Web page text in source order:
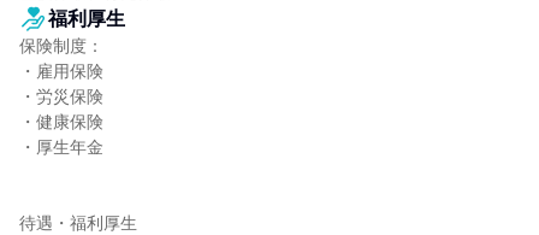
福利厚生
保険制度：
・雇用保険
・労災保険
・健康保険
・厚生年金
待遇・福利厚生